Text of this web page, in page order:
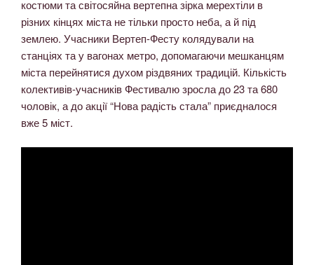
костюми та світосяйна вертепна зірка мерехтіли в
різних кінцях міста не тільки просто неба, а й під
землею. Учасники Вертеп-Фесту колядували на
станціях та у вагонах метро, допомагаючи мешканцям
міста перейнятися духом різдвяних традицій. Кількість
колективів-учасників Фестивалю зросла до 23 та 680
чоловік, а до акції “Нова радість стала” приєдналося
вже 5 міст.